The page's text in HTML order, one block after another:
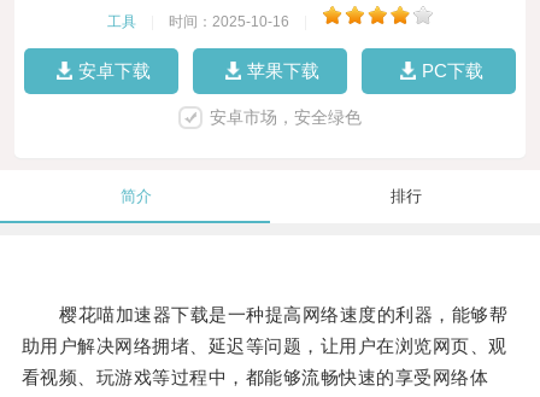
工具 时间：2025-10-16
安卓下载 苹果下载 PC下载
安卓市场，安全绿色
简介 排行
樱花喵加速器下载是一种提高网络速度的利器，能够帮
助用户解决网络拥堵、延迟等问题，让用户在浏览网页、观
看视频、玩游戏等过程中，都能够流畅快速的享受网络体